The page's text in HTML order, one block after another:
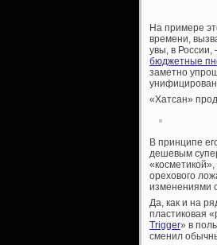
На примере
времени,
увы, в
бюджетные
заметно
«Хатсан»
В принципе
дешевым
орехового
изменениями
Да, как и на
пластиковая
Trigger» в
сменил